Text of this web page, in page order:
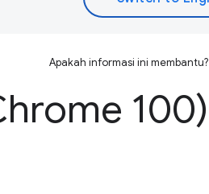
Apakah informasi ini membantu?
100)